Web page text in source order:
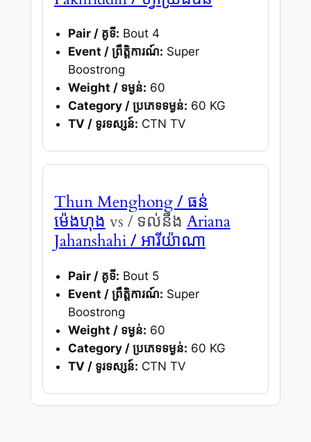
Pair / គូទី: Bout 4
Event / ព្រឹត្តិការណ៍: Super
Boostrong
Weight / ទម្ងន់: 60
Category / ប្រភេទទម្ងន់: 60 KG
TV / ទូរទស្សន៍: CTN TV
Thun Menghong/ ធន់
ម៉េងហុង vs / ទល់នឹង Ariana
Jahanshahi/ អារីយ៉ាណា
Pair / គូទី: Bout 5
Event / ព្រឹត្តិការណ៍: Super
Boostrong
Weight / ទម្ងន់: 60
Category / ប្រភេទទម្ងន់: 60 KG
TV / ទូរទស្សន៍: CTN TV